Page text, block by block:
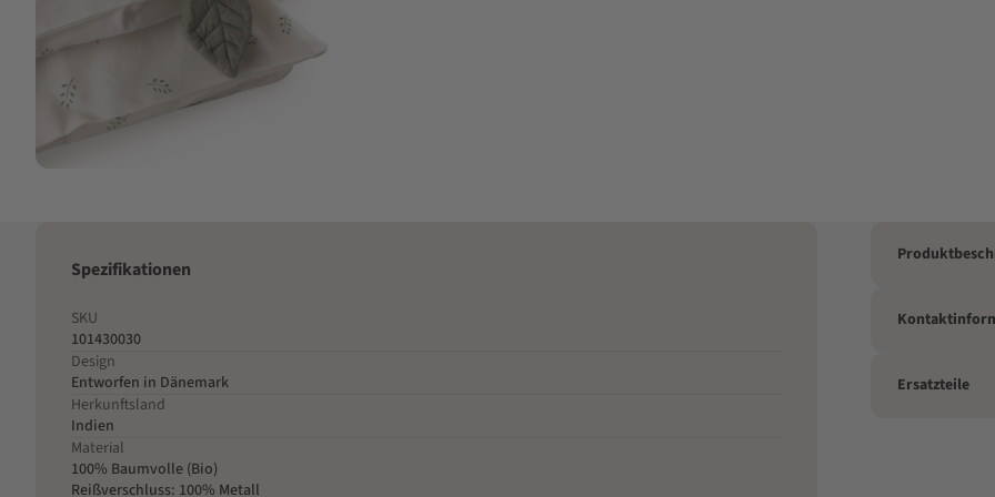
Spezifikationen
SKU
101430030
Design
Entworfen in Dänemark
Herkunftsland
Indien
Material
100% Baumvolle (Bio)
Reißverschluss: 100% Metall
Ersatzteile